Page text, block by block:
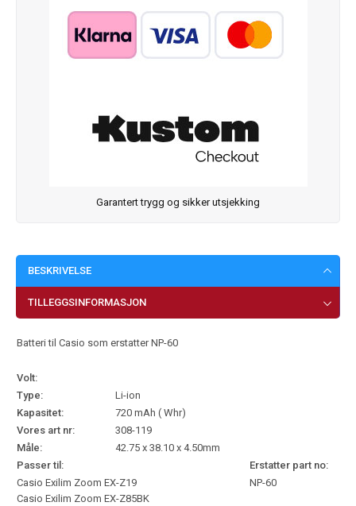
Garantert trygg og sikker utsjekking
BESKRIVELSE
TILLEGGSINFORMASJON
Batteri til Casio som erstatter NP-60
Volt:
Type:
Li-ion
Kapasitet:
720 mAh ( Whr)
Vores art nr:
308-119
Måle:
42.75 x 38.10 x 4.50mm
Passer til:
Erstatter part no:
Casio Exilim Zoom EX-Z19
Casio Exilim Zoom EX-Z85BK
NP-60